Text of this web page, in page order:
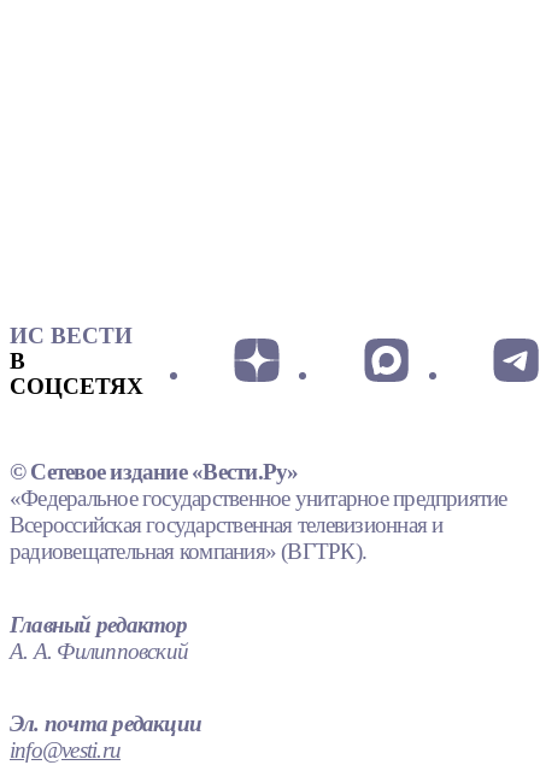
ИС ВЕСТИ
В
СОЦСЕТЯХ
© Сетевое издание «Вести.Ру»
«Федеральное государственное унитарное предприятие
Всероссийская государственная телевизионная и
радиовещательная компания» (ВГТРК).
Главный редактор
А. А. Филипповский
Эл. почта редакции
info@vesti.ru